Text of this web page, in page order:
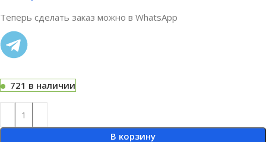
Теперь сделать заказ можно в WhatsApp
721 в наличии
В корзину